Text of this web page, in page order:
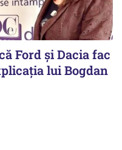
Ford și Dacia fac
lui Bogdan